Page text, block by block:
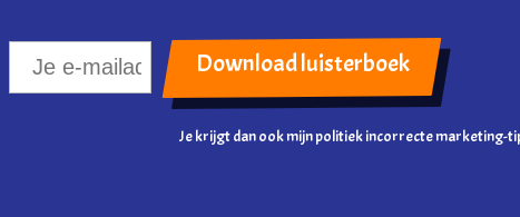
Je krijgt dan ook mijn politiek incorrecte marketing-